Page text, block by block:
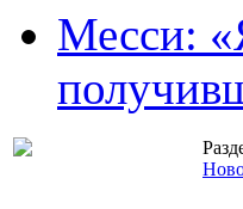
Месси: